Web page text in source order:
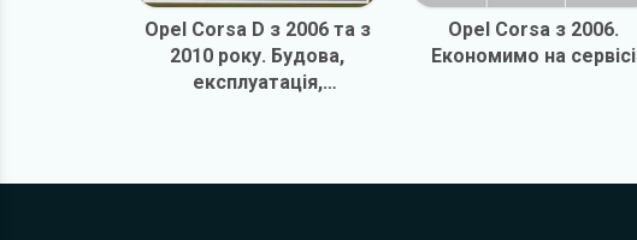
Opel Corsa D з 2006 та з
2010 року. Будова,
експлуатація,
Opel Corsa з 2006.
Економимо на сервісі